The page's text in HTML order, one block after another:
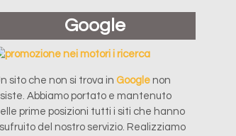
Google
sito che non si trova in Google non
Abbiamo portato e mantenuto
prime posizioni tutti i siti che hanno
del nostro servizio. Realizziamo